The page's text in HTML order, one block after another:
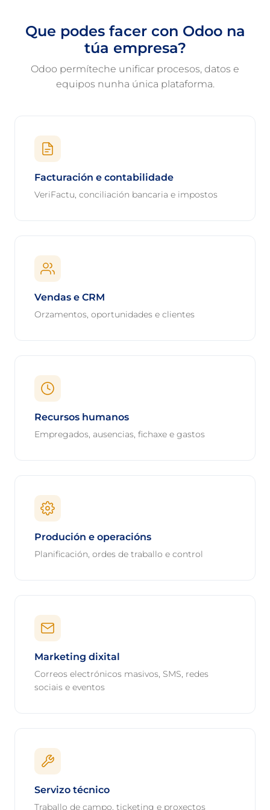
Que podes facer con Odoo na
túa empresa?
Odoo permíteche unificar procesos, datos e
equipos nunha única plataforma.
Facturación e contabilidade
VeriFactu, conciliación bancaria e impostos
Vendas e CRM
Orzamentos, oportunidades e clientes
Recursos humanos
Empregados, ausencias, fichaxe e gastos
Produción e operacións
Planificación, ordes de traballo e control
Marketing dixital
Correos electrónicos masivos, SMS, redes
sociais e eventos
Servizo técnico
Traballo de campo, ticketing e proxectos